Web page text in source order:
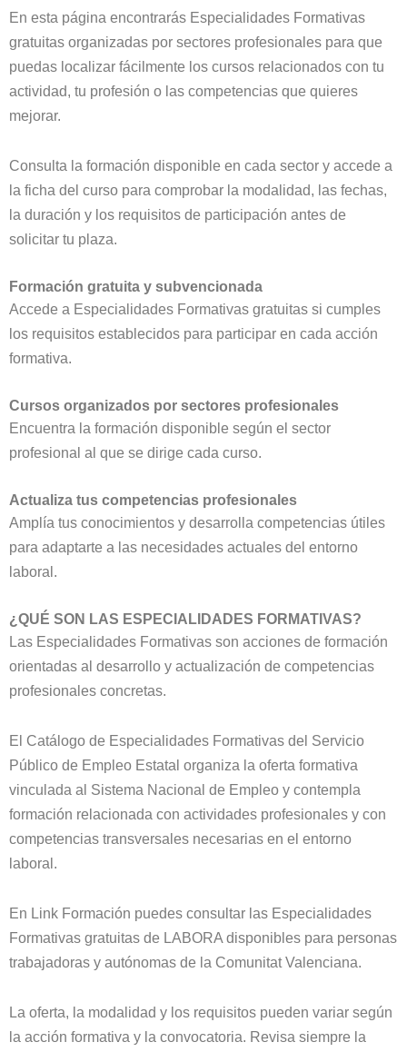
En esta página encontrarás Especialidades Formativas
gratuitas organizadas por sectores profesionales para que
puedas localizar fácilmente los cursos relacionados con tu
actividad, tu profesión o las competencias que quieres
mejorar.
Consulta la formación disponible en cada sector y accede a
la ficha del curso para comprobar la modalidad, las fechas,
la duración y los requisitos de participación antes de
solicitar tu plaza.
Formación gratuita y subvencionada
Accede a Especialidades Formativas gratuitas si cumples
los requisitos establecidos para participar en cada acción
formativa.
Cursos organizados por sectores profesionales
Encuentra la formación disponible según el sector
profesional al que se dirige cada curso.
Actualiza tus competencias profesionales
Amplía tus conocimientos y desarrolla competencias útiles
para adaptarte a las necesidades actuales del entorno
laboral.
¿QUÉ SON LAS ESPECIALIDADES FORMATIVAS?
Las Especialidades Formativas son acciones de formación
orientadas al desarrollo y actualización de competencias
profesionales concretas.
El Catálogo de Especialidades Formativas del Servicio
Público de Empleo Estatal organiza la oferta formativa
vinculada al Sistema Nacional de Empleo y contempla
formación relacionada con actividades profesionales y con
competencias transversales necesarias en el entorno
laboral.
En Link Formación puedes consultar las Especialidades
Formativas gratuitas de LABORA disponibles para personas
trabajadoras y autónomas de la Comunitat Valenciana.
La oferta, la modalidad y los requisitos pueden variar según
la acción formativa y la convocatoria. Revisa siempre la